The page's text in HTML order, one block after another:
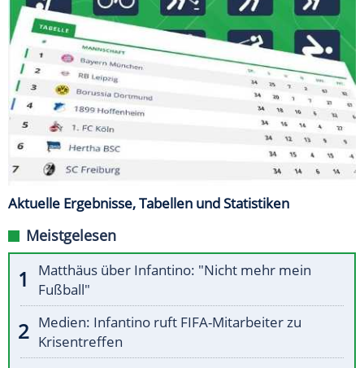
Aktuelle Ergebnisse, Tabellen und Statistiken
Meistgelesen
Matthäus über Infantino: "Nicht mehr mein
Fußball"
Medien: Infantino ruft FIFA-Mitarbeiter zu
Krisentreffen